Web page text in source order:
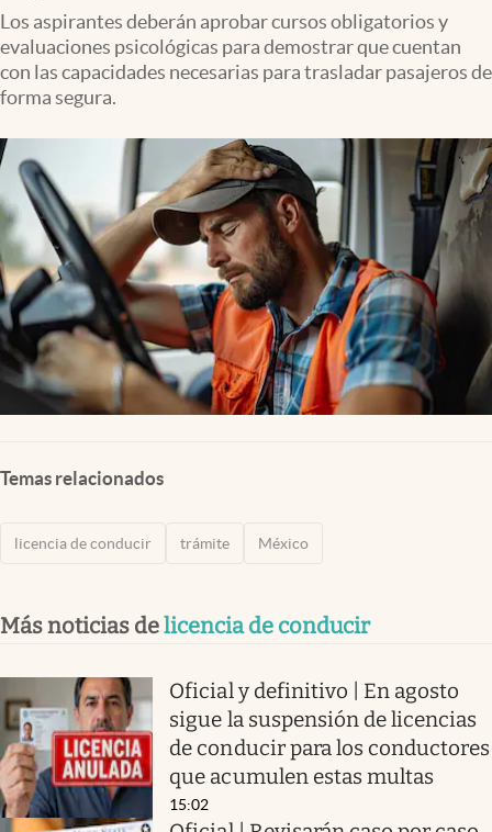
Clima
Espiritualidad
abre en nueva pestaña
Los aspirantes deberán aprobar cursos obligatorios y
evaluaciones psicológicas para demostrar que cuentan
con las capacidades necesarias para trasladar pasajeros de
forma segura.
Temas relacionados
licencia de conducir trámite México
Más noticias delicencia de conducir
Oficial y definitivo | En agosto
sigue la suspensión de licencias
de conducir para los conductores
que acumulen estas multas
15:02